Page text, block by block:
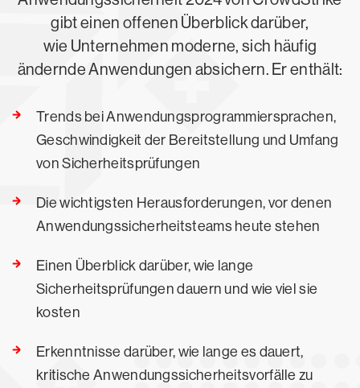
gibt einen offenen Überblick darüber,
wie Unternehmen moderne, sich häufig
ändernde Anwendungen absichern. Er enthält:
Trends bei Anwendungsprogrammiersprachen,
Geschwindigkeit der Bereitstellung und Umfang
von Sicherheitsprüfungen
Die wichtigsten Herausforderungen, vor denen
Anwendungssicherheitsteams heute stehen
Einen Überblick darüber, wie lange
Sicherheitsprüfungen dauern und wie viel sie
kosten
Erkenntnisse darüber, wie lange es dauert,
kritische Anwendungssicherheitsvorfälle zu